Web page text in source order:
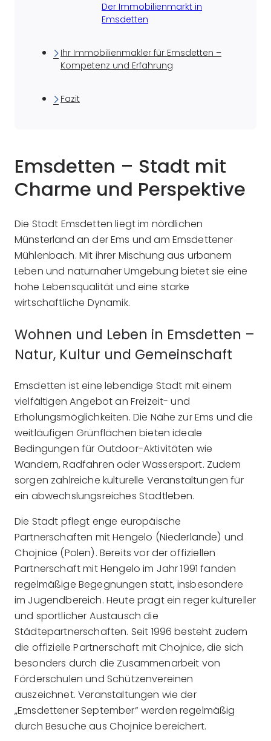
Der Immobilienmarkt in
Emsdetten
Ihr Immobilienmakler für Emsdetten –
Kompetenz und Erfahrung
Fazit
Emsdetten – Stadt mit
Charme und Perspektive
Die Stadt Emsdetten liegt im nördlichen
Münsterland an der Ems und am Emsdettener
Mühlenbach. Mit ihrer Mischung aus urbanem
Leben und naturnaher Umgebung bietet sie eine
hohe Lebensqualität und eine starke
wirtschaftliche Dynamik.
Wohnen und Leben in Emsdetten –
Natur, Kultur und Gemeinschaft
Emsdetten ist eine lebendige Stadt mit einem
vielfältigen Angebot an Freizeit- und
Erholungsmöglichkeiten. Die Nähe zur Ems und die
weitläufigen Grünflächen bieten ideale
Bedingungen für Outdoor-Aktivitäten wie
Wandern, Radfahren oder Wassersport. Zudem
sorgen zahlreiche kulturelle Veranstaltungen für
ein abwechslungsreiches Stadtleben.
Die Stadt pflegt enge europäische
Partnerschaften mit Hengelo (Niederlande) und
Chojnice (Polen). Bereits vor der offiziellen
Partnerschaft mit Hengelo im Jahr 1991 fanden
regelmäßige Begegnungen statt, insbesondere
im Jugendbereich. Heute prägt ein reger kultureller
und sportlicher Austausch die
Städtepartnerschaften. Seit 1996 besteht zudem
die offizielle Partnerschaft mit Chojnice, die sich
besonders durch die Zusammenarbeit von
Förderschulen und Schützenvereinen
auszeichnet. Veranstaltungen wie der
„Emsdettener September“ werden regelmäßig
durch Besuche aus Chojnice bereichert.